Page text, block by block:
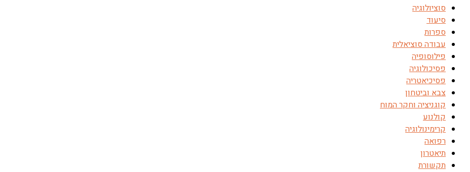
סוציולוגיה
סיעוד
ספרות
עבודה סוציאלית
פילוסופיה
פסיכולוגיה
פסיכיאטריה
צבא וביטחון
קוגניציה וחקר המוח
קולנוע
קרימינולוגיה
רפואה
תיאטרון
תקשורת